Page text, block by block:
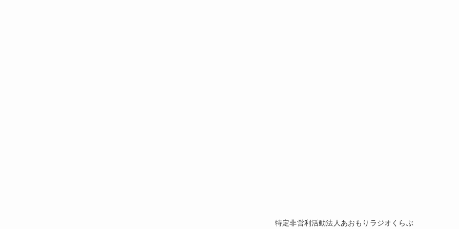
特定非営利活動法人あおもりラジオくらぶ